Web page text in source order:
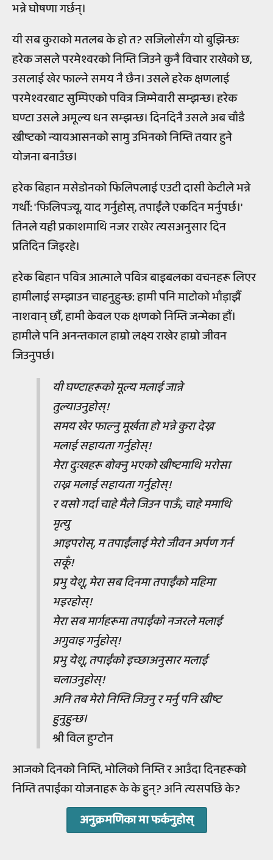
भन्ने घोषणा गर्छन्।
यी सब कुराको मतलब के हो त? सजिलोसँग यो बुझिन्छः
हरेक जसले परमेश्वरको निम्ति जिउने कुनै विचार राखेको छ,
उसलाई खेर फाल्ने समय नै छैन। उसले हरेक क्षणलाई
परमेश्वरबाट सुम्पिएको पवित्र जिम्मेवारी सम्झन्छ। हरेक
घण्टा उसले अमूल्य धन सम्झन्छ। दिनदिनै उसले अब चाँडै
ख्रीष्टको न्यायआसनको सामु उभिनको निम्ति तयार हुने
योजना बनाउँछ।
हरेक बिहान मसेडोनको फिलिपलाई एउटी दासी केटीले भन्ने
गर्थी: 'फिलिपज्यू, याद गर्नुहोस्, तपाईंले एकदिन मर्नुपर्छ।'
तिनले यही प्रकाशमाथि नजर राखेर त्यसअनुसार दिन
प्रतिदिन जिइरहे।
हरेक बिहान पवित्र आत्माले पवित्र बाइबलका वचनहरू लिएर
हामीलाई सम्झाउन चाहनुहुन्छ: हामी पनि माटोको भाँड़ाझैँ
नाशवान् छौं, हामी केवल एक क्षणको निम्ति जन्मेका हौं।
हामीले पनि अनन्तकाल हाम्रो लक्ष्य राखेर हाम्रो जीवन
जिउनुपर्छ।
यी घण्टाहरूको मूल्य मलाई जान्ने
तुल्याउनुहोस्!
समय खेर फाल्नु मूर्खता हो भन्ने कुरा देख्न
मलाई सहायता गर्नुहोस्!
मेरा दुःखहरू बोक्नु भएको ख्रीष्टमाथि भरोसा
राख्न मलाई सहायता गर्नुहोस्!
र यसो गर्दा चाहे मैले जिउन पाऊँ, चाहे ममाथि
मृत्यु
आइपरोस्, म तपाईंलाई मेरो जीवन अर्पण गर्न
सकूँ!
प्रभु येशू, मेरा सब दिनमा तपाईंको महिमा
भइरहोस्!
मेरा सब मार्गहरूमा तपाईंको नजरले मलाई
अगुवाइ गर्नुहोस्!
प्रभु येशू, तपाईंको इच्छाअनुसार मलाई
चलाउनुहोस्!
अनि तब मेरो निम्ति जिउनु र मर्नु पनि ख्रीष्ट
हुनुहुन्छ।
श्री विल हुग्टोन
आजको दिनको निम्ति, भोलिको निम्ति र आउँदा दिनहरूको
निम्ति तपाईंका योजनाहरू के के हुन्? अनि त्यसपछि के?
अनुक्रमणिका मा फर्कनुहोस्